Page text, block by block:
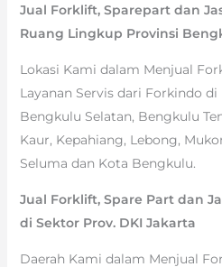
Jual Forklift, Sparepart dan
Ruang Lingkup Provinsi
Lokasi Kami dalam Menjual
Layanan Servis dari Forkindo
Bengkulu Selatan, Bengkulu
Kaur, Kepahiang, Lebong,
Seluma dan Kota Bengkulu.
Jual Forklift, Spare Part dan
di Sektor Prov. DKI Jakarta
Daerah Kami dalam Menjual